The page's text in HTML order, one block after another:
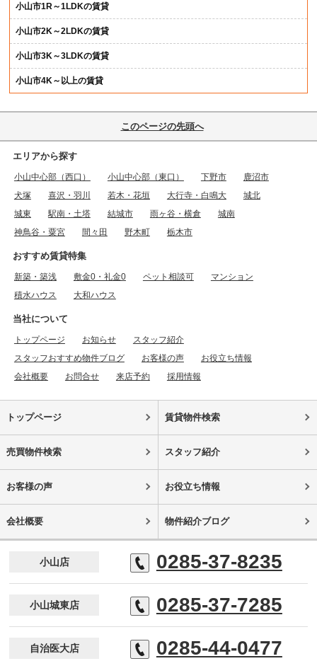
小山市1R～1LDKの賃貸
小山市2K～2LDKの賃貸
小山市3K～3LDKの賃貸
小山市4K～以上の賃貸
このページの先頭へ
エリアから探す
小山中心部（西口） 小山中心部（東口） 下野市
鹿沼市
犬塚
喜沢・羽川 若木・花垣 大行寺・白鳴大
城北
城東
駅南・土塔 結城市 雨ヶ谷・横倉
城南
神鳥谷・粟宮
間々田 野木町 栃木市
おすすめ賃貸特集
新築・築浅 敷金0・礼金0 ペット相談可
マンション
積水ハウス
大和ハウス
当社について
トップページ お知らせ
スタッフ紹介
スタッフおすすめ物件ブログ
お客様の声
お役立ち情報
会社概要
お問合せ 来店予約 採用情報
トップページ 賃貸物件検索
売買物件検索 スタッフ紹介
お客様の声 お役立ち情報
会社概要 物件紹介ブログ
小山店 0285-37-8235
小山城東店 0285-37-7285
自治医大店 0285-44-0477